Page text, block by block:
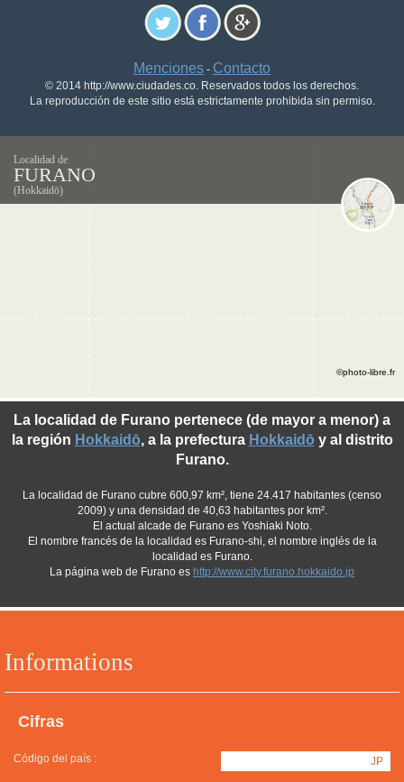
Menciones - Contacto
© 2014 http://www.ciudades.co. Reservados todos los derechos.
La reproducción de este sitio está estrictamente prohibida sin permiso.
Localidad de
FURANO
(Hokkaidō)
Informations
Cifras
Código del país : JP
La localidad de Furano pertenece (de mayor a menor) a
la región Hokkaidō, a la prefectura Hokkaidō y al distrito
Furano.
La localidad de Furano cubre 600,97 km², tiene 24.417 habitantes (censo
2009) y una densidad de 40,63 habitantes por km².
El actual alcade de Furano es Yoshiaki Noto.
El nombre francés de la localidad es Furano-shi, el nombre inglés de la
localidad es Furano.
La página web de Furano es http://www.city.furano.hokkaido.jp
©photo-libre.fr